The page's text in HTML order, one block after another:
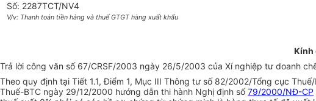
Số: 2287TCT/NV4
V/v: Thanh toán tiền hàng và thuế GTGT hàng xuất khẩu
Kính
Trả lời công văn số 67/CRSF/2003 ngày 26/5/2003 của Xí nghiệp tư doanh
Theo quy định tại Tiết 1.1, Điểm 1, Mục III Thông tư số 82/2002/Tổng cục
Thuế-BTC ngày 29/12/2000 hướng dẫn thi hành Nghị định số79/2000/NĐ-CP